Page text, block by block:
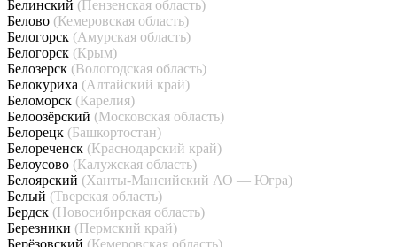
Белинский (Пензенская область)
Белово (Кемеровская область)
Белогорск (Амурская область)
Белогорск (Крым)
Белозерск (Вологодская область)
Белокуриха (Алтайский край)
Беломорск (Карелия)
Белоозёрский (Московская область)
Белорецк (Башкортостан)
Белореченск (Краснодарский край)
Белоусово (Калужская область)
Белоярский (Ханты-Мансийский АО — Югра)
Белый (Тверская область)
Бердск (Новосибирская область)
Березники (Пермский край)